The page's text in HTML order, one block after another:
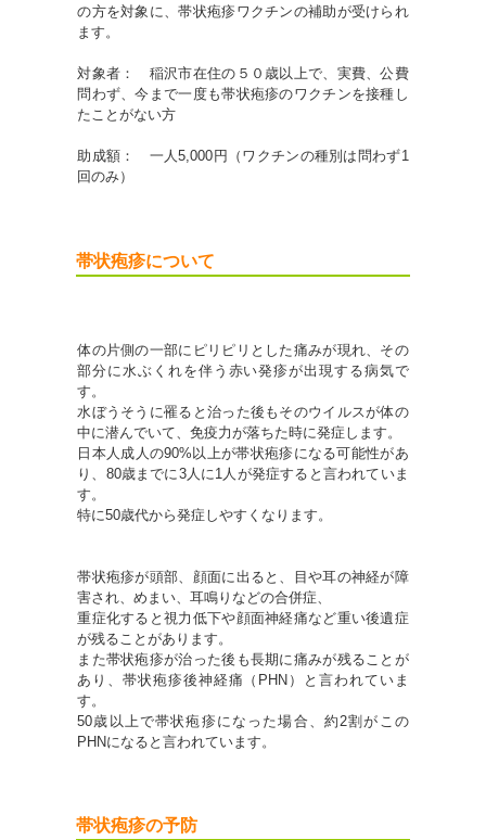
の方を対象に、帯状疱疹ワクチンの補助が受けられ
ます。
対象者： 稲沢市在住の５０歳以上で、実費、公費
問わず、今まで一度も帯状疱疹のワクチンを接種し
たことがない方
助成額： 一人5,000円（ワクチンの種別は問わず1
回のみ）
帯状疱疹について
体の片側の一部にピリピリとした痛みが現れ、その
部分に水ぶくれを伴う赤い発疹が出現する病気で
す。
水ぼうそうに罹ると治った後もそのウイルスが体の
中に潜んでいて、免疫力が落ちた時に発症します。
日本人成人の90%以上が帯状疱疹になる可能性があ
り、80歳までに3人に1人が発症すると言われていま
す。
特に50歳代から発症しやすくなります。
帯状疱疹が頭部、顔面に出ると、目や耳の神経が障
害され、めまい、耳鳴りなどの合併症、
重症化すると視力低下や顔面神経痛など重い後遺症
が残ることがあります。
また帯状疱疹が治った後も長期に痛みが残ることが
あり、帯状疱疹後神経痛（PHN）と言われていま
す。
50歳以上で帯状疱疹になった場合、約2割がこの
PHNになると言われています。
帯状疱疹の予防